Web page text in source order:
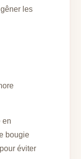
les
en
bougie
éviter